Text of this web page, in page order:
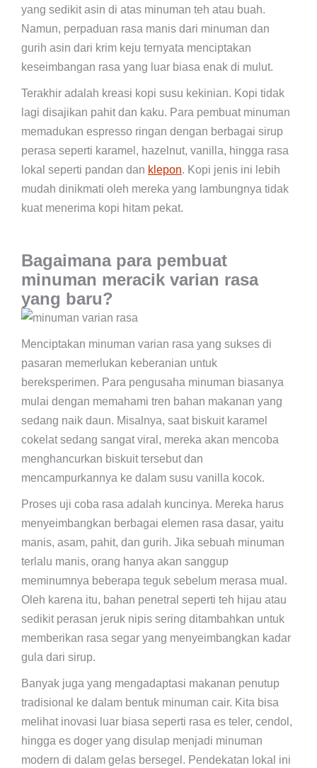
yang sedikit asin di atas minuman teh atau buah.
Namun, perpaduan rasa manis dari minuman dan
gurih asin dari krim keju ternyata menciptakan
keseimbangan rasa yang luar biasa enak di mulut.
Terakhir adalah kreasi kopi susu kekinian. Kopi tidak
lagi disajikan pahit dan kaku. Para pembuat minuman
memadukan espresso ringan dengan berbagai sirup
perasa seperti karamel, hazelnut, vanilla, hingga rasa
lokal seperti pandan dan klepon. Kopi jenis ini lebih
mudah dinikmati oleh mereka yang lambungnya tidak
kuat menerima kopi hitam pekat.
Bagaimana para pembuat
minuman meracik varian rasa
yang baru?
Menciptakan minuman varian rasa yang sukses di
pasaran memerlukan keberanian untuk
bereksperimen. Para pengusaha minuman biasanya
mulai dengan memahami tren bahan makanan yang
sedang naik daun. Misalnya, saat biskuit karamel
cokelat sedang sangat viral, mereka akan mencoba
menghancurkan biskuit tersebut dan
mencampurkannya ke dalam susu vanilla kocok.
Proses uji coba rasa adalah kuncinya. Mereka harus
menyeimbangkan berbagai elemen rasa dasar, yaitu
manis, asam, pahit, dan gurih. Jika sebuah minuman
terlalu manis, orang hanya akan sanggup
meminumnya beberapa teguk sebelum merasa mual.
Oleh karena itu, bahan penetral seperti teh hijau atau
sedikit perasan jeruk nipis sering ditambahkan untuk
memberikan rasa segar yang menyeimbangkan kadar
gula dari sirup.
Banyak juga yang mengadaptasi makanan penutup
tradisional ke dalam bentuk minuman cair. Kita bisa
melihat inovasi luar biasa seperti rasa es teler, cendol,
hingga es doger yang disulap menjadi minuman
modern di dalam gelas bersegel. Pendekatan lokal ini